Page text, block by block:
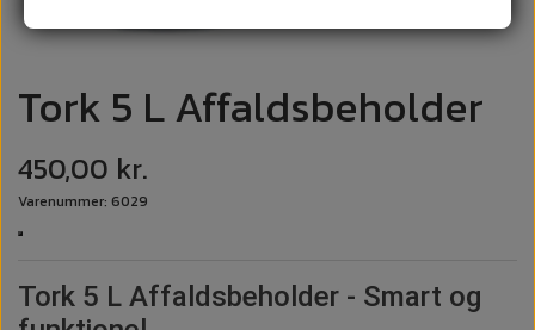
Tork 5 L Affaldsbeholder
450,00 kr.
Varenummer: 6029
Tork 5 L Affaldsbeholder - Smart og